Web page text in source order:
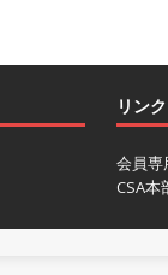
リンク
会員専
CSA本